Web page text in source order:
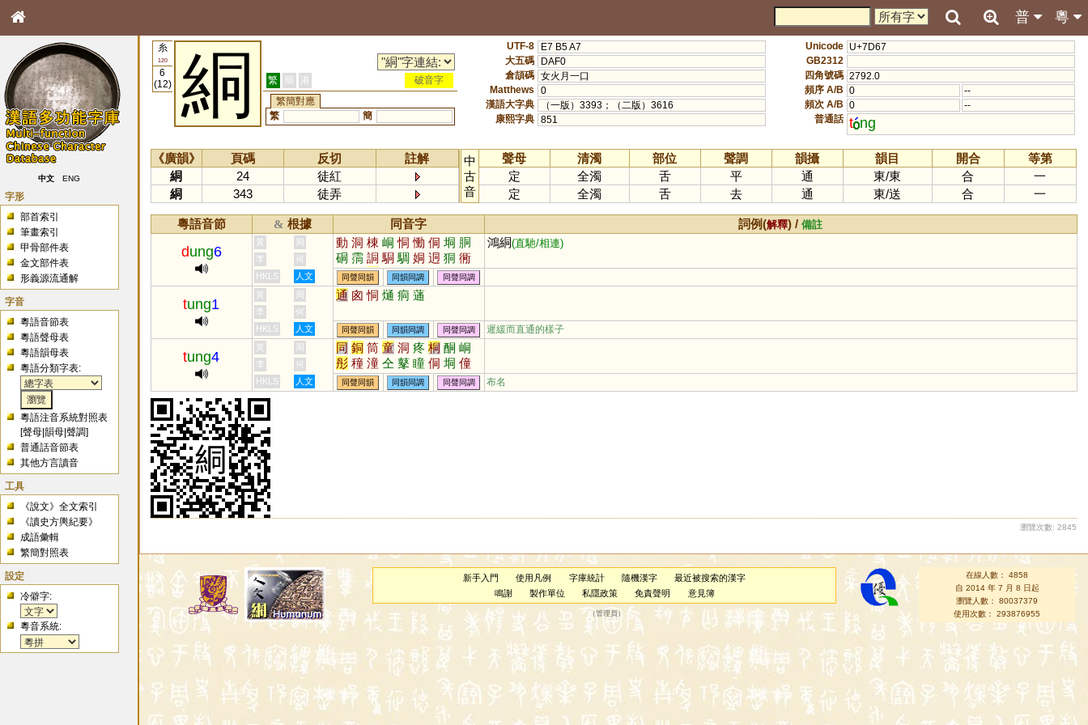
粵
普
中文 ENG
字形
部首索引
筆畫索引
甲骨部件表
金文部件表
形義源流通解
字音
粵語音節表
粵語聲母表
粵語韻母表
粵語分類字表:
粵語注音系統對照表
[聲母 |韻母 |聲調]
普通話音節表
其他方言讀音
工具
《說文》全文索引
《讀史方輿紀要》
成語彙輯
繁簡對照表
設定
冷僻字:
粵音系統:
糸
120
6
(12)
絧 繁 簡 港
破音字
繁簡對應
繁
簡
UTF-8
E7 B5 A7
大五碼
DAF0
倉頡碼 女火月一口
Matthews
0
漢語大字典
（一版）3393；（二版）3616
康熙字典 851
Unicode U+7D67
GB2312
四角號碼 2792.0
頻序 A/B 0
--
頻次 A/B 0
--
普通話 t ng
《廣韻》 頁碼 反切
註解
絧
24
徒紅
絧
343 徒弄
中
古
音
聲母 清濁 部位 聲調 韻攝 韻目 開合
等第
定
全濁 舌 平 通 東/東 合
一
定
全濁 舌 去 通 東/送 合 一
粵語音節 & 根據 同音字 詞例(解釋) /備註
dung6
黃 周 動 洞 棟 峒 恫 慟 侗 垌 胴
硐 霘 詷 駧 騆 姛 迵 狪 衕
戙 挏 湩
鴻絧(直馳/相連)
李
何
HKLS
人文 同聲同韻 同韻同調 同聲同調
tung1
黃 周 通 囪 恫 熥 痌 蓪
李
何
HKLS
人文 同聲同韻 同韻同調 同聲同調 遲緩而直通的樣子
tung4
黃 周 同 銅 筒 童 洞 疼 桐 酮 峒
彤 穜 潼 仝 鼕 瞳 侗 垌 僮
佟 橦 曈 艟 膧 氃 朣 犝 獞
赨 筩 衕 茼 烔 罿 鮦 浵 哃
李
何
HKLS
人文 同聲同韻 同韻同調 同聲同調 布名
瀏覽次數: 2845
新手入門 使用凡例 字庫統計 隨機漢字
最近被搜索的漢字
鳴謝
製作單位 私隱政策 免責聲明 意見簿
（管理員 ）
在線人數： 4858
自 2014 年 7 月 8 日起
瀏覽人數： 80037379
使用次數： 293876955